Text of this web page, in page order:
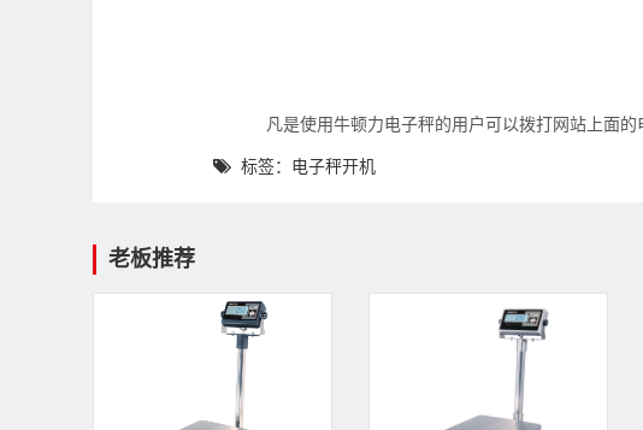
凡是使用牛顿力电子秤的用户可以拨打网站上面的
标签：电子秤开机
老板推荐